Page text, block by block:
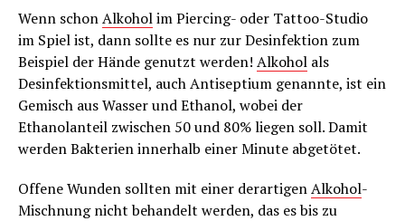
Wenn schonAlkoholim Piercing- oder Tattoo-Studio
im Spiel ist, dann sollte es nur zur Desinfektion zum
Beispiel der Hände genutzt werden! Alkohol als
Desinfektionsmittel, auch Antiseptium genannte, ist ein
Gemisch aus Wasser und Ethanol, wobei der
Ethanolanteil zwischen 50 und 80% liegen soll. Damit
werden Bakterien innerhalb einer Minute abgetötet.
Offene Wunden sollten mit einer derartigenAlkohol-
Mischnung nicht behandelt werden, das es bis zu